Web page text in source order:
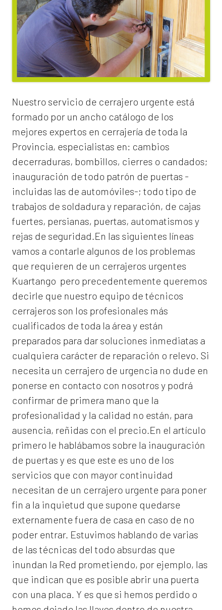
Nuestro servicio de cerrajero urgente está
formado por un ancho catálogo de los
mejores expertos en cerrajería de toda la
Provincia, especialistas en: cambios
decerraduras, bombillos, cierres o candados;
inauguración de todo patrón de puertas -
incluidas las de automóviles-; todo tipo de
trabajos de soldadura y reparación, de cajas
fuertes, persianas, puertas, automatismos y
rejas de seguridad.En las siguientes líneas
vamos a contarle algunos de los problemas
que requieren de un cerrajeros urgentes
Kuartango pero precedentemente queremos
decirle que nuestro equipo de técnicos
cerrajeros son los profesionales más
cualificados de toda la área y están
preparados para dar soluciones inmediatas a
cualquiera carácter de reparación o relevo. Si
necesita un cerrajero de urgencia no dude en
ponerse en contacto con nosotros y podrá
confirmar de primera mano que la
profesionalidad y la calidad no están, para
ausencia, reñidas con el precio.En el artículo
primero le hablábamos sobre la inauguración
de puertas y es que este es uno de los
servicios que con mayor continuidad
necesitan de un cerrajero urgente para poner
fin a la inquietud que supone quedarse
externamente fuera de casa en caso de no
poder entrar. Estuvimos hablando de varias
de las técnicas del todo absurdas que
inundan la Red prometiendo, por ejemplo, las
que indican que es posible abrir una puerta
con una placa. Y es que si hemos perdido o